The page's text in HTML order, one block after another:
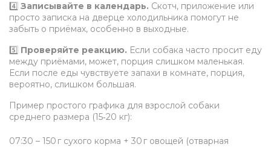
4️⃣ Записывайте в календарь. Скотч, приложение или
просто записка на дверце холодильника помогут не
забыть о приёмах, особенно в выходные.
5️⃣ Проверяйте реакцию. Если собака часто просит еду
между приёмами, может, порция слишком маленькая.
Если после еды чувствуете запахи в комнате, порция,
вероятно, слишком большая.
Пример простого графика для взрослой собаки
среднего размера (15‑20 кг):
07:30 – 150 г сухого корма + 30 г овощей (отварная